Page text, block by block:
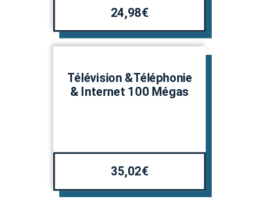
24,98€
Télévision &Téléphonie
& Internet 100 Mégas
35,02€